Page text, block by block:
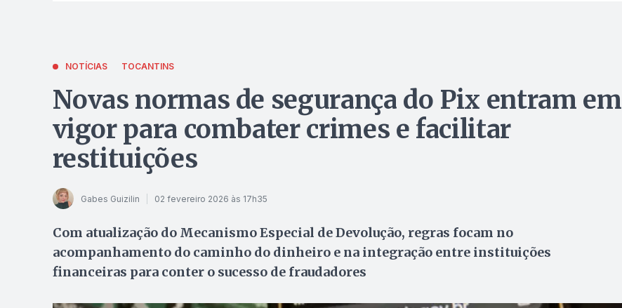
NOTÍCIAS TOCANTINS
Novas normas de segurança do Pix entram em
vigor para combater crimes e facilitar
restituições
Gabes Guizilin 02 fevereiro 2026 às 17h35
Com atualização do Mecanismo Especial de Devolução, regras focam no
acompanhamento do caminho do dinheiro e na integração entre instituições
financeiras para conter o sucesso de fraudadores